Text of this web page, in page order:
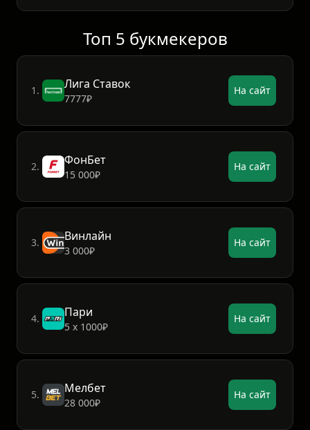
Топ 5 букмекеров
1. Лига Ставок
7777₽
На сайт
2. ФонБет
15 000₽
На сайт
3. Винлайн
3 000₽
На сайт
4. Пари
5 х 1000₽
На сайт
5. Мелбет
28 000₽
На сайт